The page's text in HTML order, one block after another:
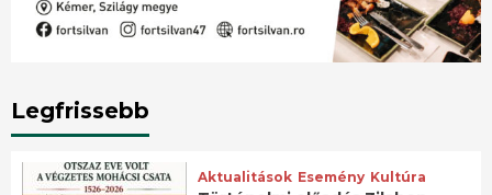
Legfrissebb
Aktualitások Esemény Kultúra